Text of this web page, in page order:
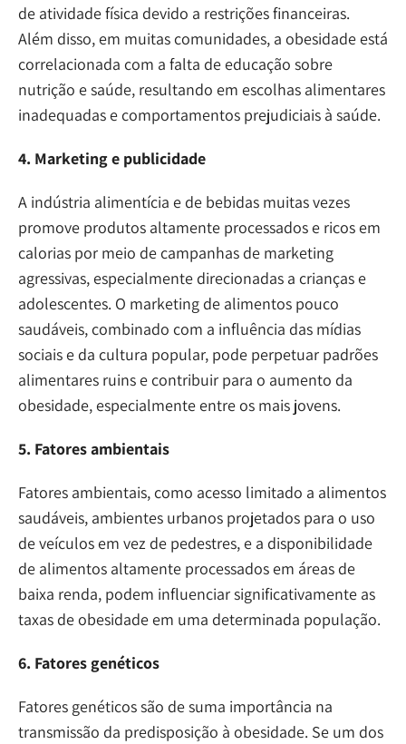
de atividade física devido a restrições financeiras.
Além disso, em muitas comunidades, a obesidade está
correlacionada com a falta de educação sobre
nutrição e saúde, resultando em escolhas alimentares
inadequadas e comportamentos prejudiciais à saúde.
4. Marketing e publicidade
A indústria alimentícia e de bebidas muitas vezes
promove produtos altamente processados e ricos em
calorias por meio de campanhas de marketing
agressivas, especialmente direcionadas a crianças e
adolescentes. O marketing de alimentos pouco
saudáveis, combinado com a influência das mídias
sociais e da cultura popular, pode perpetuar padrões
alimentares ruins e contribuir para o aumento da
obesidade, especialmente entre os mais jovens.
5. Fatores ambientais
Fatores ambientais, como acesso limitado a alimentos
saudáveis, ambientes urbanos projetados para o uso
de veículos em vez de pedestres, e a disponibilidade
de alimentos altamente processados em áreas de
baixa renda, podem influenciar significativamente as
taxas de obesidade em uma determinada população.
6. Fatores genéticos
Fatores genéticos são de suma importância na
transmissão da predisposição à obesidade. Se um dos